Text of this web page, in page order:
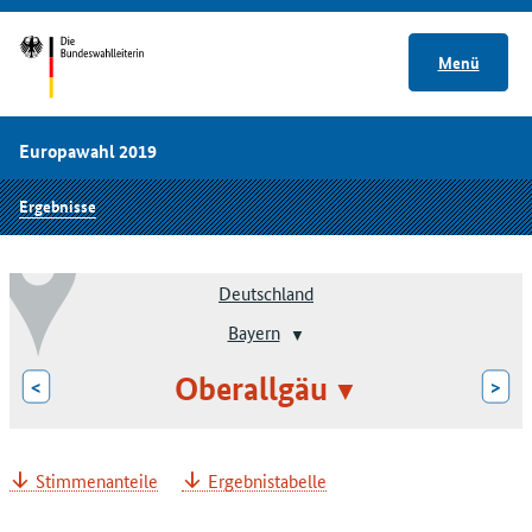
Menü
Europawahl 2019
Ergebnisse
Deutschland
Bayern
< Oberallgäu >
Stimmenanteile Ergebnistabelle